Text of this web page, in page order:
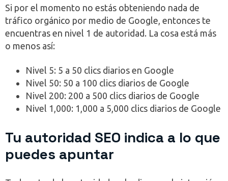
Si por el momento no estás obteniendo nada de
tráfico orgánico por medio de Google, entonces te
encuentras en nivel 1 de autoridad. La cosa está más
o menos así:
Nivel 5: 5 a 50 clics diarios en Google
Nivel 50: 50 a 100 clics diarios de Google
Nivel 200: 200 a 500 clics diarios de Google
Nivel 1,000: 1,000 a 5,000 clics diarios de Google
Tu autoridad SEO indica a lo que
puedes apuntar